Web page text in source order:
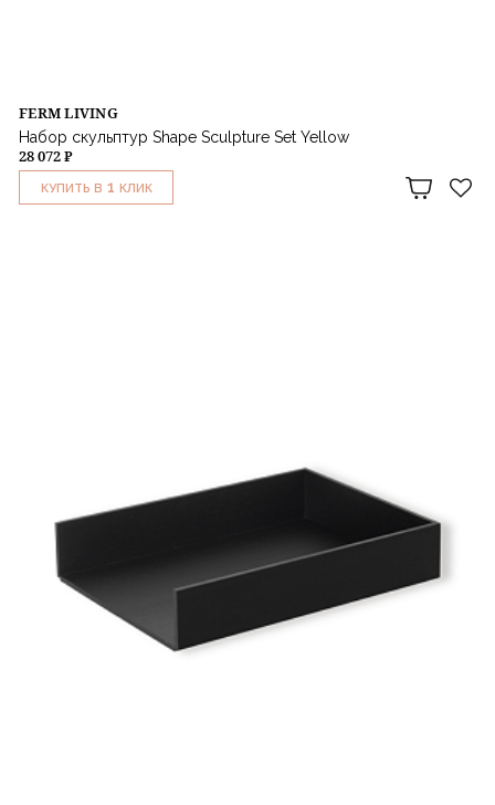
FERM LIVING
Набор скульптур Shape Sculpture Set Yellow
28 072 ₽
КУПИТЬ В 1 КЛИК